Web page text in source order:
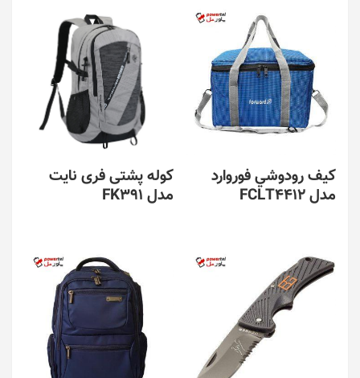
كيف رودوشي فوروارد
مدل FCLT4412
کوله پشتی فری نایت
مدل FK391
مختلفی